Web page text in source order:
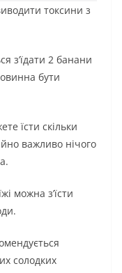
токсини з
з’їдати 2 банани
бути
їсти скільки
важливо нічого
можна з’їсти
солодких